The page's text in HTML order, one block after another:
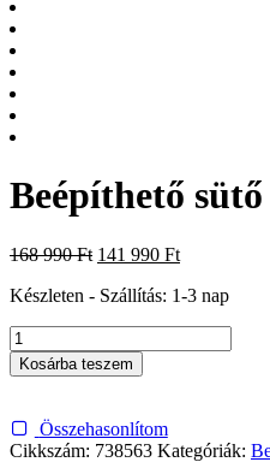
Beépíthető
168 990Ft Original
was:
141 990 FtCurrent
is:
Készleten - Szállítás: 1-3 nap
Beépíthető
sütő
pirolitikus
BPS6737E03X
mennyiség
Kosárba teszem
Összehasonlítom
Cikkszám: 738563 Kategóriák: